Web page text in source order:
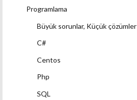
Programlama
Büyük sorunlar, Küçük çözümler
C#
Centos
Php
SQL